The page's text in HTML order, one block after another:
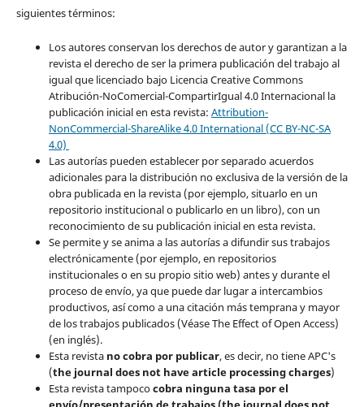
siguientes términos:
Los autores conservan los derechos de autor y garantizan a la
revista el derecho de ser la primera publicación del trabajo al
igual que licenciado bajo Licencia Creative Commons
Atribución-NoComercial-CompartirIgual 4.0 Internacional la
publicación inicial en esta revista: Attribution-
NonCommercial-ShareAlike 4.0 International (CC BY-NC-SA
4.0)
Las autorías pueden establecer por separado acuerdos
adicionales para la distribución no exclusiva de la versión de la
obra publicada en la revista (por ejemplo, situarlo en un
repositorio institucional o publicarlo en un libro), con un
reconocimiento de su publicación inicial en esta revista.
Se permite y se anima a las autorías a difundir sus trabajos
electrónicamente (por ejemplo, en repositorios
institucionales o en su propio sitio web) antes y durante el
proceso de envío, ya que puede dar lugar a intercambios
productivos, así como a una citación más temprana y mayor
de los trabajos publicados (Véase The Effect of Open Access)
(en inglés).
Esta revista no cobra por publicar, es decir, no tiene APC's
(the journal does not have article processing charges)
Esta revista tampococobra ninguna tasa por el